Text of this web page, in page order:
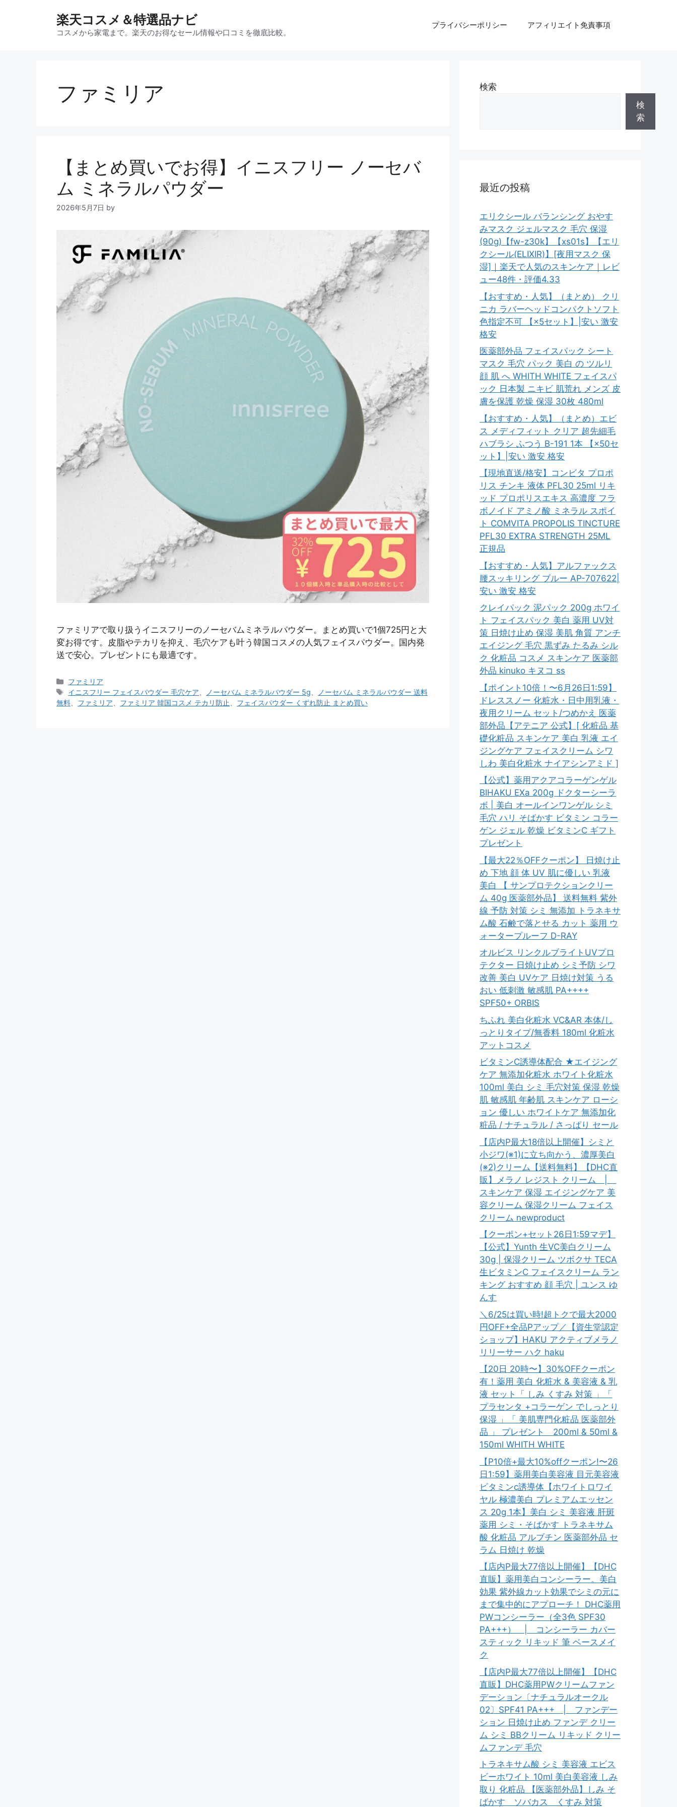
楽天コスメ＆特選品ナビ
コスメから家電まで。楽天のお得なセール情報や口コミを徹底比較。
プライバシーポリシー アフィリエイト免責事項
ファミリア
【まとめ買いでお得】イニスフリー ノーセバ
ム ミネラルパウダー
2026年5月7日 by
ファミリアで取り扱うイニスフリーのノーセバムミネラルパウダー。まとめ買いで1個725円と大
変お得です。皮脂やテカリを抑え、毛穴ケアも叶う韓国コスメの人気フェイスパウダー。国内発
送で安心。プレゼントにも最適です。
カ
テ
ゴ
ファミリア
タ
グ
イニスフリー フェイスパウダー 毛穴ケア ノーセバム ミネラルパウダー 5g
ノーセバム ミネラルパウダー 送料
無料
ファミリア ファミリア 韓国コスメ テカリ防止 フェイスパウダー くずれ防止 まとめ買い
検索
検
索
最近の投稿
エリクシール バランシング おやす
みマスク ジェルマスク 毛穴 保湿
(90g)【fw-z30k】【xs01s】【エリ
クシール(ELIXIR)】[夜用マスク 保
湿]｜楽天で人気のスキンケア｜レビ
ュー48件・評価4.33
【おすすめ・人気】（まとめ） クリ
ニカ ラバーヘッドコンパクトソフト
色指定不可 【×5セット】|安い 激安
格安
医薬部外品 フェイスパック シート
マスク 毛穴 パック 美白 の ツルリ
顔 肌 へ WHITH WHITE フェイスパ
ック 日本製 ニキビ 肌荒れ メンズ 皮
膚を保護 乾燥 保湿 30枚 480ml
【おすすめ・人気】（まとめ）エビ
ス メディフィット クリア 超先細毛
ハブラシ ふつう B-191 1本 【×50セ
ット】|安い 激安 格安
【現地直送/格安】コンビタ プロポ
リス チンキ 液体 PFL30 25ml リキ
ッド プロポリスエキス 高濃度 フラ
ボノイド アミノ酸 ミネラル スポイ
ト COMVITA PROPOLIS TINCTURE
PFL30 EXTRA STRENGTH 25ML
正規品
【おすすめ・人気】アルファックス
腰スッキリング ブルー AP-707622|
安い 激安 格安
クレイパック 泥パック 200g ホワイ
ト フェイスパック 美白 薬用 UV対
策 日焼け止め 保湿 美肌 角質 アンチ
エイジング 毛穴 黒ずみ たるみ シル
ク 化粧品 コスメ スキンケア 医薬部
外品 kinuko キヌコ ss
【ポイント10倍！〜6月26日1:59】
ドレススノー 化粧水・日中用乳液・
夜用クリーム セット/つめかえ 医薬
部外品【アテニア 公式】[ 化粧品 基
礎化粧品 スキンケア 美白 乳液 エイ
ジングケア フェイスクリーム シワ
しわ 美白化粧水 ナイアシンアミド ]
【公式】薬用アクアコラーゲンゲル
BIHAKU EXa 200g ドクターシーラ
ボ | 美白 オールインワンゲル シミ
毛穴 ハリ そばかす ビタミン コラー
ゲン ジェル 乾燥 ビタミンC ギフト
プレゼント
【最大22％OFFクーポン】 日焼け止
め 下地 顔 体 UV 肌に優しい 乳液
美白 【 サンプロテクションクリー
ム 40g 医薬部外品】 送料無料 紫外
線 予防 対策 シミ 無添加 トラネキサ
ム酸 石鹸で落とせる カット 薬用 ウ
ォータープルーフ D-RAY
オルビス リンクルブライトUVプロ
テクター 日焼け止め シミ予防 シワ
改善 美白 UVケア 日焼け対策 うる
おい 低刺激 敏感肌 PA++++
SPF50+ ORBIS
ちふれ 美白化粧水 VC&AR 本体/し
っとりタイプ/無香料 180ml 化粧水
アットコスメ
ビタミンC誘導体配合 ★エイジング
ケア 無添加化粧水 ホワイト化粧水
100ml 美白 シミ 毛穴対策 保湿 乾燥
肌 敏感肌 年齢肌 スキンケア ローシ
ョン 優しい ホワイトケア 無添加化
粧品 / ナチュラル / さっぱり セール
【店内P最大18倍以上開催】シミと
小ジワ(※1)に立ち向かう、濃厚美白
(※2)クリーム【送料無料】【DHC直
販】メラノ レジスト クリーム |
スキンケア 保湿 エイジングケア 美
容クリーム 保湿クリーム フェイス
クリーム newproduct
【クーポン+セット26日1:59マデ】
【公式】Yunth 生VC美白クリーム
30g | 保湿クリーム ツボクサ TECA
生ビタミンC フェイスクリーム ラン
キング おすすめ 顔 毛穴 | ユンス ゆ
んす
＼6/25は買い時!超トクで最大2000
円OFF+全品Pアップ／【資生堂認定
ショップ】HAKU アクティブメラノ
リリーサー ハク haku
【20日 20時〜】30%OFFクーポン
有！薬用 美白 化粧水 & 美容液 & 乳
液 セット「 しみ くすみ 対策 」「
プラセンタ +コラーゲン でしっとり
保湿 」「 美肌専門化粧品 医薬部外
品 」 プレゼント 200ml & 50ml &
150ml WHITH WHITE
【P10倍+最大10%offクーポン!〜26
日1:59】薬用美白美容液 目元美容液
ビタミンc誘導体【ホワイトロワイ
ヤル 極濃美白 プレミアムエッセン
ス 20g 1本】美白 シミ 美容液 肝斑
薬用 シミ・そばかす トラネキサム
酸 化粧品 アルブチン 医薬部外品 セ
ラム 日焼け 乾燥
【店内P最大77倍以上開催】【DHC
直販】薬用美白コンシーラー。美白
効果 紫外線カット効果でシミの元に
まで集中的にアプローチ！ DHC薬用
PWコンシーラー（全3色 SPF30
PA+++） | コンシーラー カバー
スティック リキッド 筆 ベースメイ
ク
【店内P最大77倍以上開催】【DHC
直販】DHC薬用PWクリームファン
デーション〔ナチュラルオークル
02〕SPF41 PA+++ | ファンデー
ション 日焼け止め ファンデ クリー
ム シミ BBクリーム リキッド クリー
ムファンデ 毛穴
トラネキサム酸 シミ 美容液 エビス
ビーホワイト 10ml 美白美容液 しみ
取り 化粧品 【医薬部外品】しみ そ
ばかす ソバカス くすみ 対策